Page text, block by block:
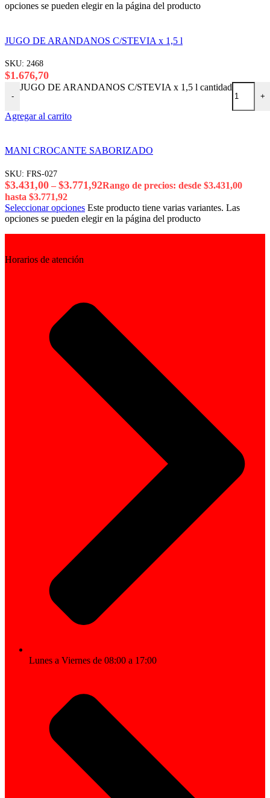
opciones se pueden elegir en la página del producto
JUGO DE ARANDANOS C/STEVIA x 1,5 l
SKU: 2468
$1.676,70
-
JUGO DE ARANDANOS C/STEVIA x 1,5 l cantidad
+
Agregar al carrito
MANI CROCANTE SABORIZADO
SKU: FRS-027
$3.431,00 – $3.771,92Rango de precios: desde $3.431,00
hasta $3.771,92
Seleccionar opciones Este producto tiene varias variantes. Las
opciones se pueden elegir en la página del producto
Horarios de atención
Lunes a Viernes de 08:00 a 17:00